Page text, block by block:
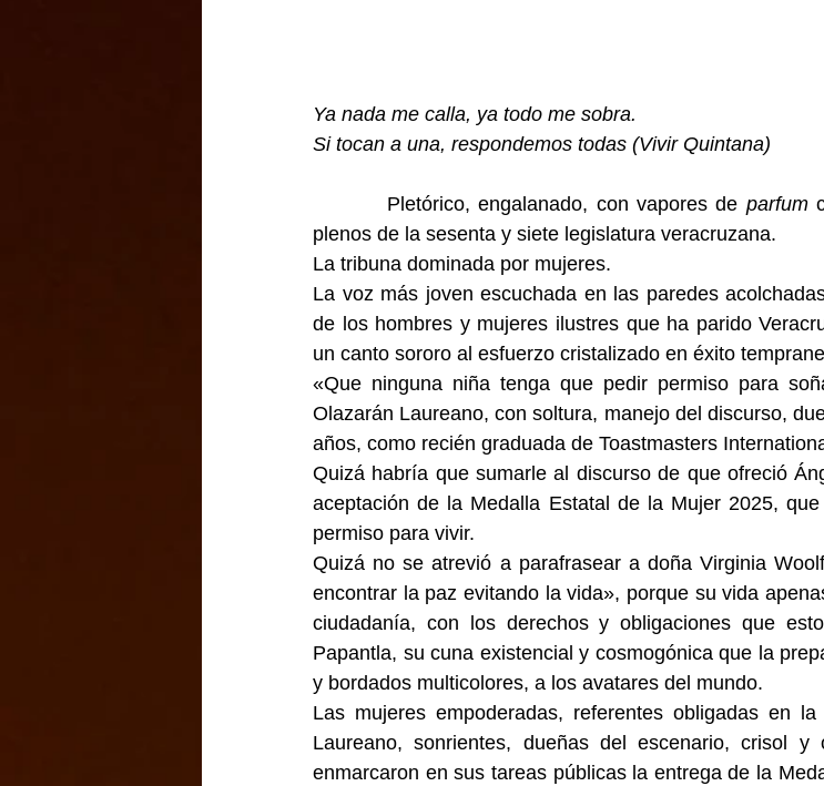
Ya nada me calla, ya todo me sobra.
Si tocan a una, respondemos todas (Vivir Quintana)
Pletórico, engalanado, con vapores de parfum
plenos de la sesenta y siete legislatura veracruzana.
La tribuna dominada por mujeres.
La voz más joven escuchada en las paredes
de los hombres y mujeres ilustres que ha parido
un canto sororo al esfuerzo cristalizado en éxito
«Que ninguna niña tenga que pedir permiso para
Olazarán Laureano, con soltura, manejo del discurso,
años, como recién graduada de Toastmasters
Quizá habría que sumarle al discurso de que ofreció
aceptación de la Medalla Estatal de la Mujer 2025,
permiso para vivir.
Quizá no se atrevió a parafrasear a doña Virginia
encontrar la paz evitando la vida», porque su vida
ciudadanía, con los derechos y obligaciones que
Papantla, su cuna existencial y cosmogónica que la
y bordados multicolores, a los avatares del mundo.
Las mujeres empoderadas, referentes obligadas en
Laureano, sonrientes, dueñas del escenario, crisol
enmarcaron en sus tareas públicas la entrega de la